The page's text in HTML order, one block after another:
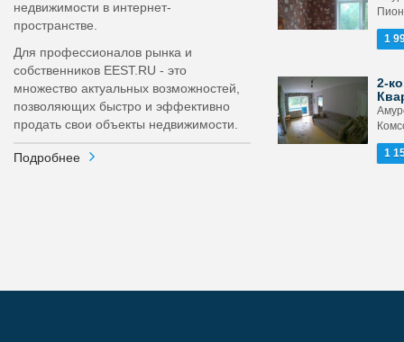
недвижимости в интернет-
пространстве.
Для профессионалов рынка и
собственников EEST.RU - это
множество актуальных возможностей,
позволяющих быстро и эффективно
продать свои объекты недвижимости.
Подробнее
1
2-
1